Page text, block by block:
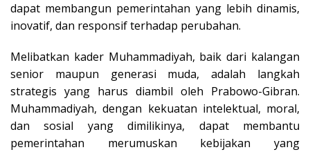
dapat membangun pemerintahan yang lebih dinamis,
inovatif, dan responsif terhadap perubahan.
Melibatkan kader Muhammadiyah, baik dari kalangan
senior maupun generasi muda, adalah langkah
strategis yang harus diambil oleh Prabowo-Gibran.
Muhammadiyah, dengan kekuatan intelektual, moral,
dan sosial yang dimilikinya, dapat membantu
pemerintahan merumuskan kebijakan yang